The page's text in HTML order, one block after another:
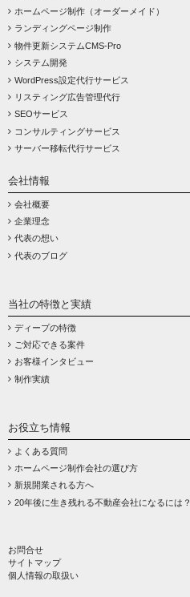
ホームページ制作（オーダーメイド）
ランディングページ制作
物件更新システムCMS-Pro
システム開発
WordPress設定代行サービス
リスティング広告管理代行
SEOサービス
コンサルティングサービス
サーバー移転代行サービス
会社情報
会社概要
企業理念
代表の想い
代表のブログ
当社の特徴と実績
ディープの特徴
ご対応できる案件
お客様インタビュー
制作実績
お役立ち情報
よくある質問
ホームページ制作会社の選び方
新規開業される方へ
20年後に生き残れる不動産会社になるには？
お問合せ
サイトマップ
個人情報の取扱い